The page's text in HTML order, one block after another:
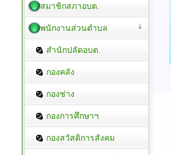
สมาชิกสภาอบต.
พนักงานส่วนตำบล
สำนักปลัดอบต.
กองคลัง
กองช่าง
กองการศึกษาฯ
กองสวัสดิการสังคม